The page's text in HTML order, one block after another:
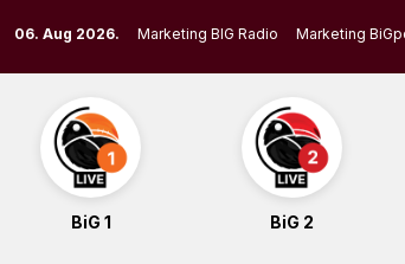
to
content
06. Aug 2026. Marketing BIG Radio Marketing
BiG 1 BiG 2